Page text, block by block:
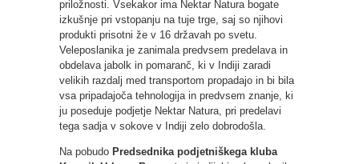
priložnosti. Vsekakor ima Nektar Natura bogate
izkušnje pri vstopanju na tuje trge, saj so njihovi
produkti prisotni že v 16 državah po svetu.
Veleposlanika je zanimala predvsem predelava in
obdelava jabolk in pomaranč, ki v Indiji zaradi
velikih razdalj med transportom propadajo in bi bila
vsa pripadajoča tehnologija in predvsem znanje, ki
ju poseduje podjetje Nektar Natura, pri predelavi
tega sadja v sokove v Indiji zelo dobrodošla.
Na pobudo Predsednika podjetniškega kluba